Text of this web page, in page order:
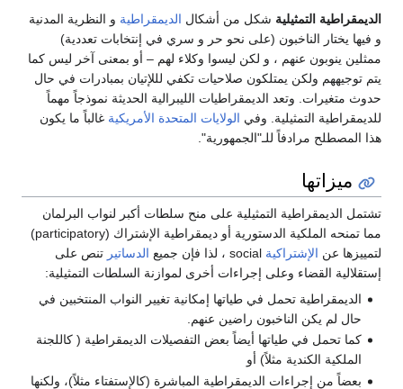
الديمقراطية التمثيلية شكل من أشكال الديمقراطية و النظرية المدنية
و فيها يختار الناخبون (على نحو حر و سري في إنتخابات تعددية)
ممثلين ينوبون عنهم ، و لكن ليسوا وكلاء لهم – أو بمعنى آخر ليس كما
يتم توجيههم ولكن يمتلكون صلاحيات تكفي لللإتيان بمبادرات في حال
حدوث متغيرات. وتعد الديمقراطيات الليبرالية الحديثة نموذجاً مهماً
للديمقراطية التمثيلية. وفي الولايات المتحدة الأمريكية غالباً ما يكون
هذا المصطلح مرادفاً للـ"الجمهورية".
ميزاتها
تشتمل الديمقراطية التمثيلية على منح سلطات أكبر لنواب البرلمان
مما تمنحه الملكية الدستورية أو ديمقراطية الإشتراك (participatory)
لتمييزها عن الإشتراكية الدساتير تنص على
إستقلالية القضاء وعلى إجراءات أخرى لموازنة السلطات التمثيلية:
الديمقراطية تحمل في طياتها إمكانية تغيير النواب المنتخبين في
حال لم يكن الناخبون راضين عنهم.
كما تحمل في طياتها أيضاً بعض التفصيلات الديمقراطية ( كاللجنة
الملكية الكندية مثلاً) أو
بعضاً من إجراءات الديمقراطية المباشرة (كالإستفتاء مثلاً)، ولكنها